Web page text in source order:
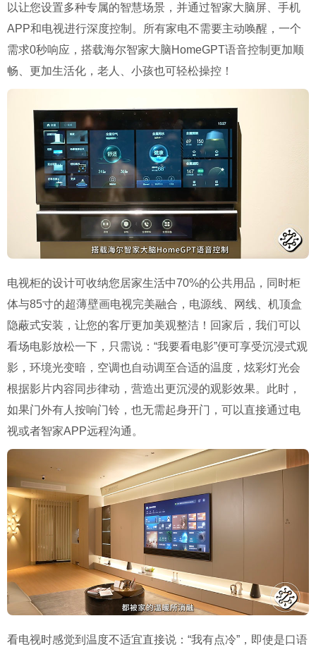
以让您设置多种专属的智慧场景，并通过智家大脑屏、手机
APP和电视进行深度控制。所有家电不需要主动唤醒，一个
需求0秒响应，搭载海尔智家大脑HomeGPT语音控制更加顺
畅、更加生活化，老人、小孩也可轻松操控！
电视柜的设计可收纳您居家生活中70%的公共用品，同时柜
体与85寸的超薄壁画电视完美融合，电源线、网线、机顶盒
隐蔽式安装，让您的客厅更加美观整洁！回家后，我们可以
看场电影放松一下，只需说：“我要看电影”便可享受沉浸式观
影，环境光变暗，空调也自动调至合适的温度，炫彩灯光会
根据影片内容同步律动，营造出更沉浸的观影效果。此时，
如果门外有人按响门铃，也无需起身开门，可以直接通过电
视或者智家APP远程沟通。
看电视时感觉到温度不适宜直接说：“我有点冷”，即使是口语